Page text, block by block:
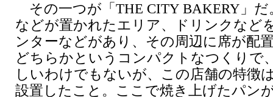
その一つが「THE CITY BAKERY」だ
などが置かれたエリア、ドリンクなど
ンターなどがあり、その周辺に席が配
どちらかというコンパクトなつくりで
しいわけでもないが、この店舗の特徴
設置したこと。ここで焼き上げたパン